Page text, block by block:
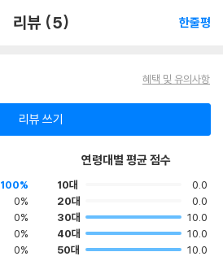
리뷰 (5) 한줄평
혜택 및 유의사항
리뷰 쓰기
100%
0%
0%
0%
0%
연령대별 평균 점수
10대
0.0
20대
0.0
30대
10.0
40대
10.0
50대
10.0